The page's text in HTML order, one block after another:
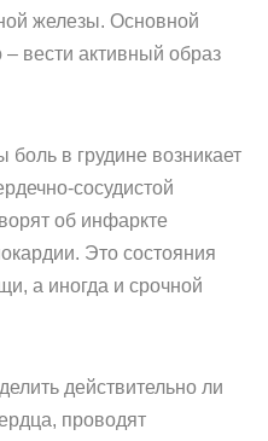
железы. Основной
– вести активный образ
в грудине возникает
сосудистой
об инфаркте
Это состояния
а иногда и срочной
действительно ли
проводят